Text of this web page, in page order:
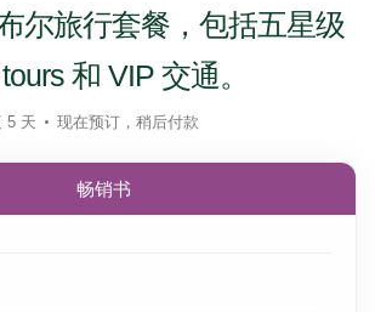
尔旅行套餐，包括五星级
和 VIP 交通。
5 天 现在预订，稍后付款
畅销书